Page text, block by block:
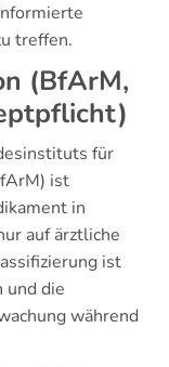
treffen.
(BfArM,
für
ist
in
auf ärztliche
ist
und die
während